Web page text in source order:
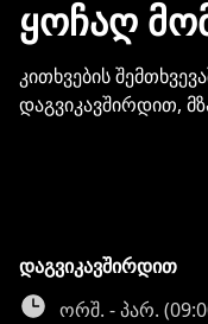
ᲧᲝᲩᲐᲦ
კითხვების
დაგვიკავშირდით,
დაგვიკავშირდით
ორშ. - პარ.